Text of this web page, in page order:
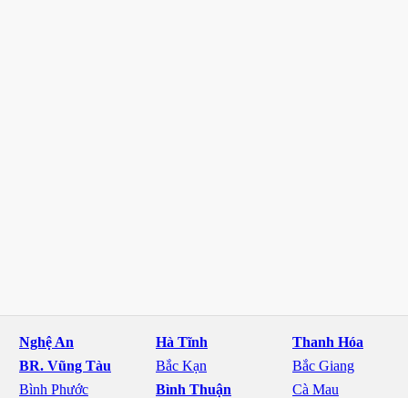
Nghệ An Hà Tĩnh
Thanh Hóa
BR. Vũng Tàu
Bắc Kạn
Bắc Giang
Bình Phước
Bình Thuận
Cà Mau